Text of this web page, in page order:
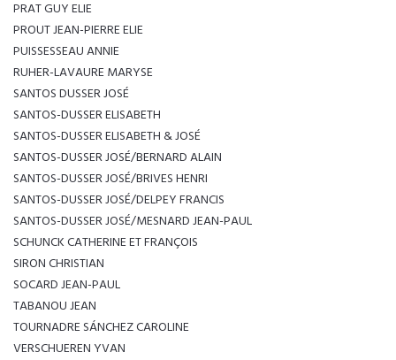
PRAT GUY ELIE
PROUT JEAN-PIERRE ELIE
PUISSESSEAU ANNIE
RUHER-LAVAURE MARYSE
SANTOS DUSSER JOSÉ
SANTOS-DUSSER ELISABETH
SANTOS-DUSSER ELISABETH & JOSÉ
SANTOS-DUSSER JOSÉ/BERNARD ALAIN
SANTOS-DUSSER JOSÉ/BRIVES HENRI
SANTOS-DUSSER JOSÉ/DELPEY FRANCIS
SANTOS-DUSSER JOSÉ/MESNARD JEAN-PAUL
SCHUNCK CATHERINE ET FRANÇOIS
SIRON CHRISTIAN
SOCARD JEAN-PAUL
TABANOU JEAN
TOURNADRE SÁNCHEZ CAROLINE
VERSCHUEREN YVAN